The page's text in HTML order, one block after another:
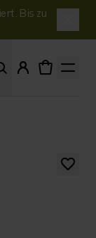
Bis zu